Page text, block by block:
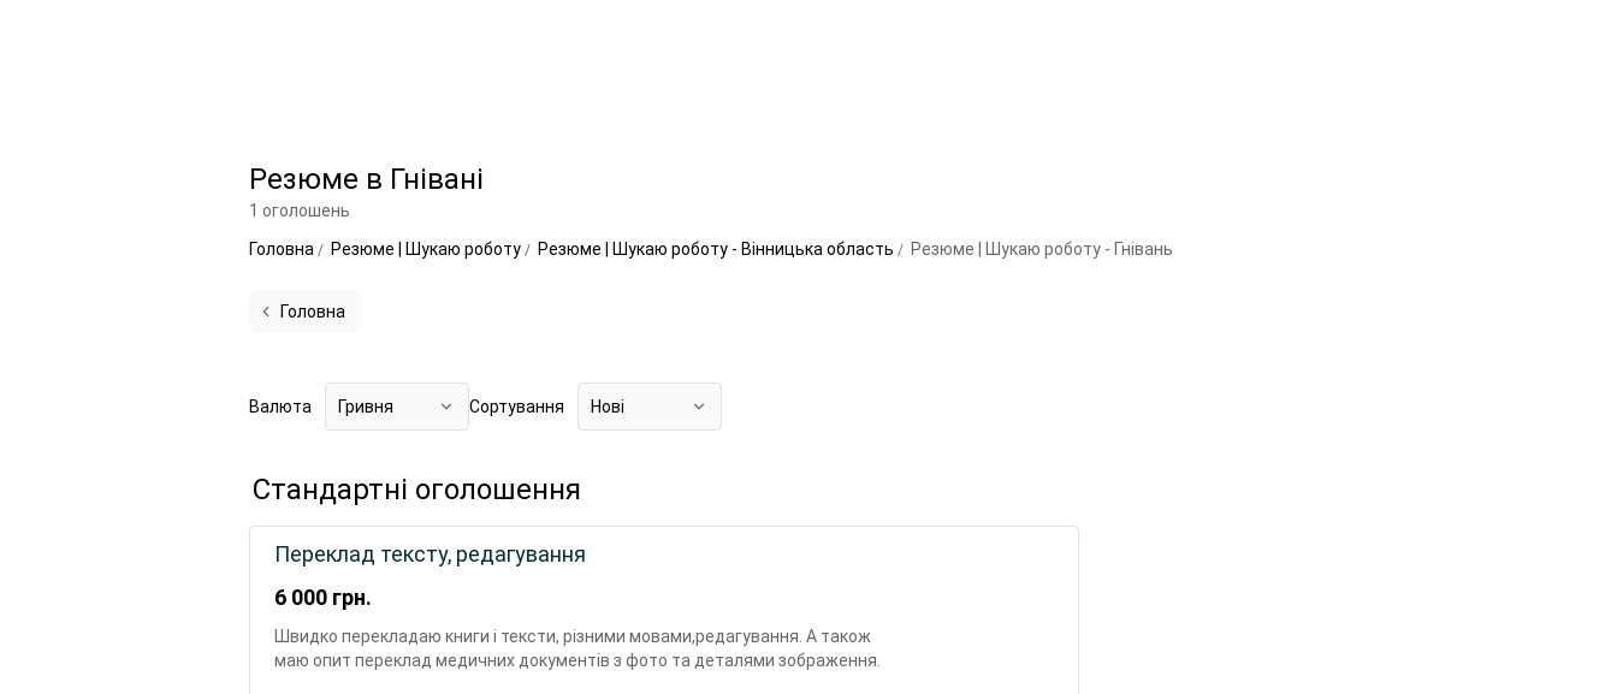
Резюме в Гнівані
1 оголошень
Головна
Резюме | Шукаю роботу Резюме | Шукаю роботу - Вінницька область Резюме | Шукаю роботу - Гнівань
Головна
Валюта Гривня Сортування Нові
Стандартні оголошення
6 000 грн.
Переклад тексту, редагування
Швидко перекладаю книги і тексти, різними мовами,редагування. А також
маю опит переклад медичних документів з фото та деталями зображення.